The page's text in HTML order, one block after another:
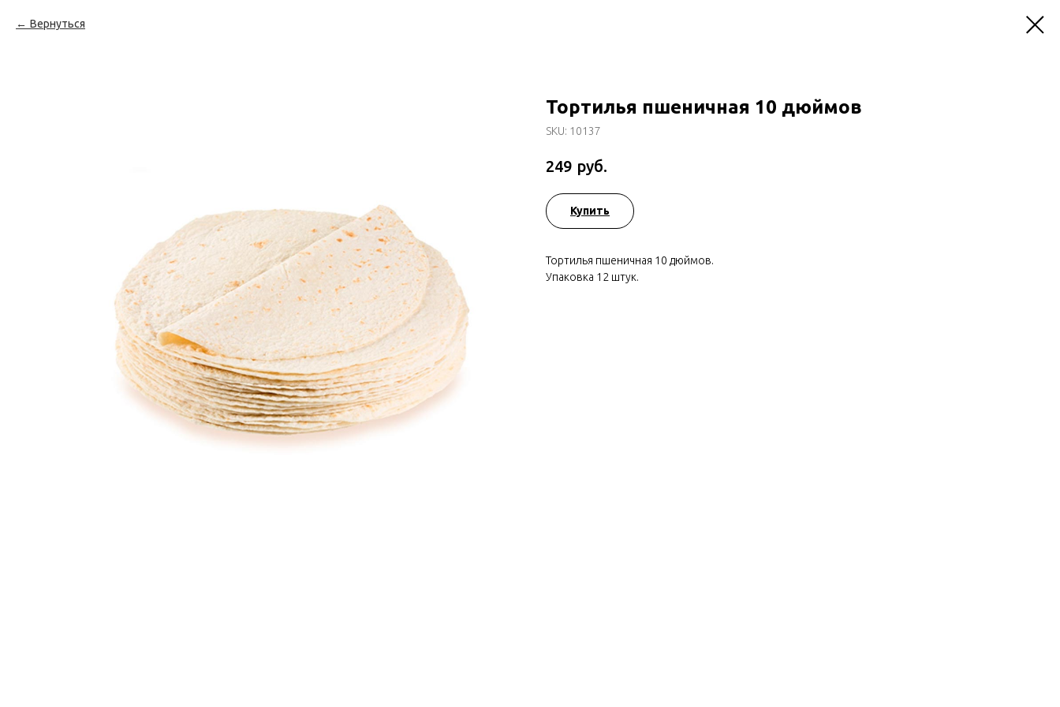
Вернуться
Тортилья пшеничная 10 дюймов
SKU: 10137
249 руб.
Купить
Тортилья пшеничная 10 дюймов.
Упаковка 12 штук.